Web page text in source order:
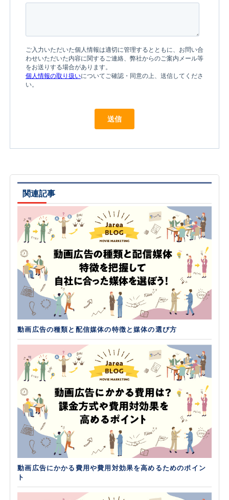
関連記事
動画広告の種類と配信媒体の特徴と媒体の選び方
動画広告にかかる費用や費用対効果を高めるためのポイン
ト